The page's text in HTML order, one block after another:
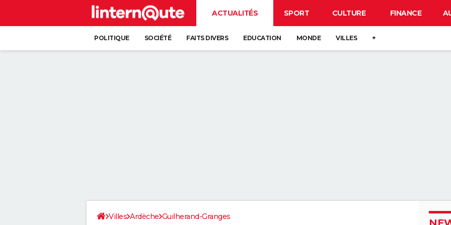
ACTUALITÉS SPORT CULTURE FINANCE
POLITIQUE SOCIÉTÉ FAITS DIVERS EDUCATION MONDE VILLES +
Villes Ardèche Guilherand-Granges